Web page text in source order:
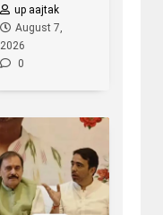
up aajtak
August 7,
2026
0